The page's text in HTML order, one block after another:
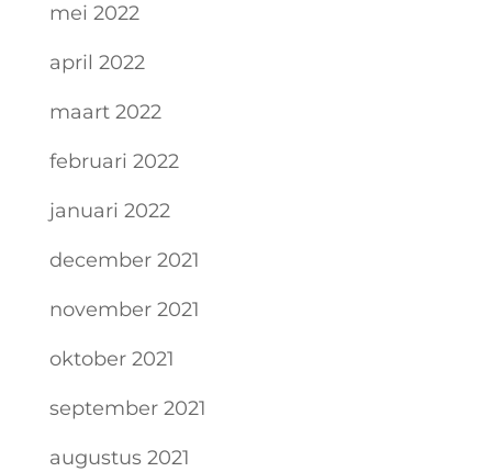
mei 2022
april 2022
maart 2022
februari 2022
januari 2022
december 2021
november 2021
oktober 2021
september 2021
augustus 2021